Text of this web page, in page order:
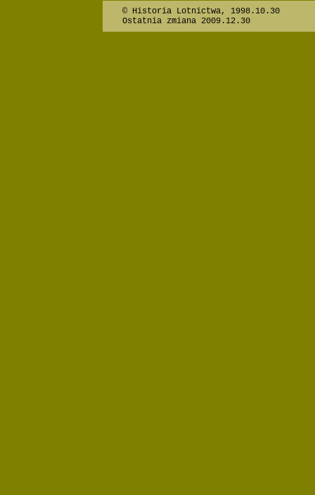
© Historia Lotnictwa, 1998.10.30
Ostatnia zmiana 2009.12.30